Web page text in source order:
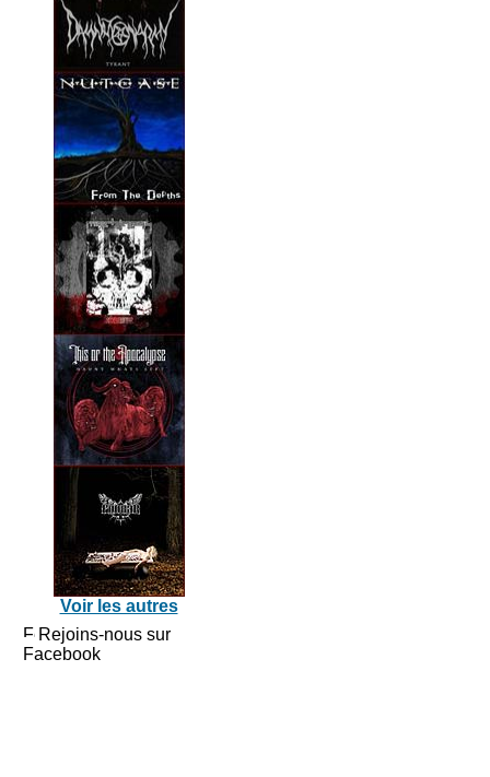
Voir les autres
Rejoins-nous sur
Facebook